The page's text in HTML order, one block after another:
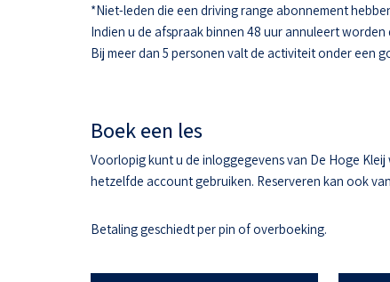
*Niet-leden die een driving range abonnement
Indien u de afspraak binnen 48 uur annuleert
Bij meer dan 5 personen valt de activiteit onder een
Boek een les
Voorlopig kunt u de inloggegevens van De Hoge
hetzelfde account gebruiken. Reserveren kan ook
Betaling geschiedt per pin of overboeking.